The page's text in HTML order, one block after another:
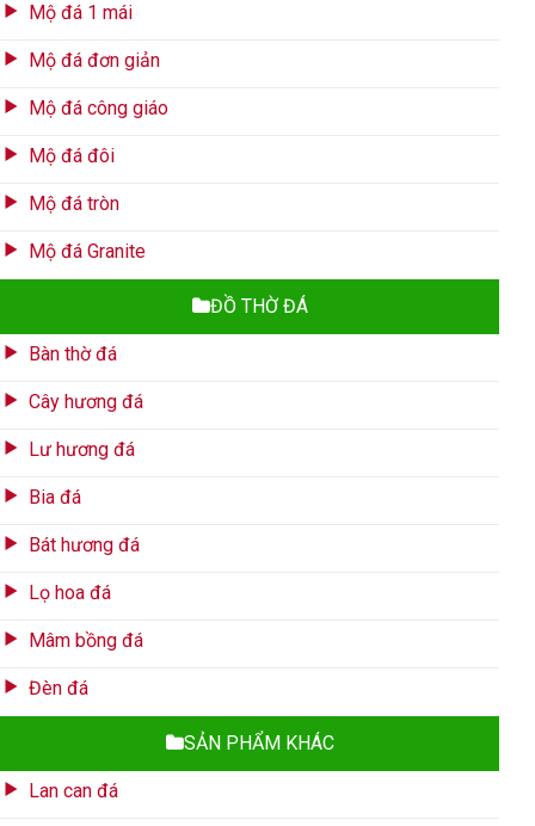
Mộ đá 1 mái
Mộ đá đơn giản
Mộ đá công giáo
Mộ đá đôi
Mộ đá tròn
Mộ đá Granite
ĐỒ THỜ ĐÁ
Bàn thờ đá
Cây hương đá
Lư hương đá
Bia đá
Bát hương đá
Lọ hoa đá
Mâm bồng đá
Đèn đá
SẢN PHẨM KHÁC
Lan can đá